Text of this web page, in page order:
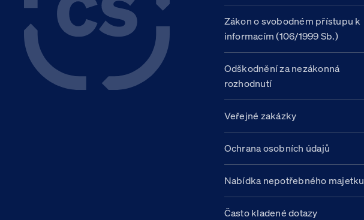
Zákon o svobodném přístupu k
informacím (106/1999 Sb.)
Odškodnění za nezákonná
rozhodnutí
Veřejné zakázky
Ochrana osobních údajů
Nabídka nepotřebného majetku
Často kladené dotazy